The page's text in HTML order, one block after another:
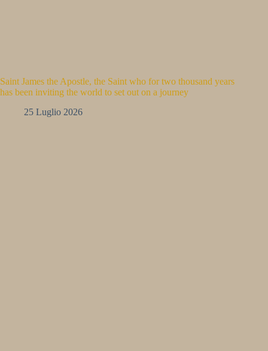
Saint James the Apostle, the Saint who for two thousand years
has been inviting the world to set out on a journey
25 Luglio 2026